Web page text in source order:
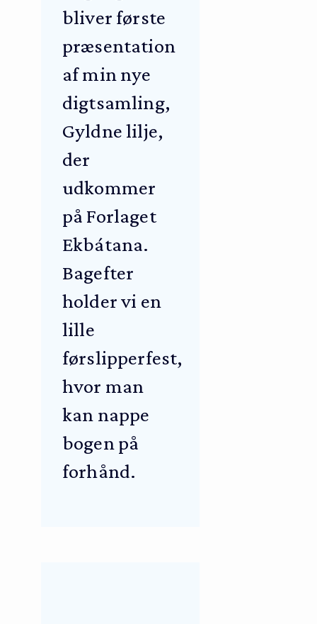
bliver første
præsentation
af min nye
digtsamling,
Gyldne lilje,
der
udkommer
på Forlaget
Ekbátana.
Bagefter
holder vi en
lille
førslipperfest,
hvor man
kan nappe
bogen på
forhånd.